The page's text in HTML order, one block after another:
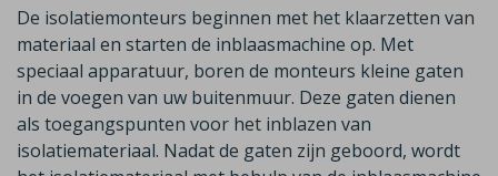
De isolatiemonteurs beginnen met het klaarzetten van
materiaal en starten de inblaasmachine op. Met
speciaal apparatuur, boren de monteurs kleine gaten
in de voegen van uw buitenmuur. Deze gaten dienen
als toegangspunten voor het inblazen van
isolatiemateriaal. Nadat de gaten zijn geboord, wordt